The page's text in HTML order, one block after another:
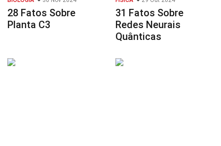
28 Fatos Sobre
Planta C3
31 Fatos Sobre
Redes Neurais
Quânticas